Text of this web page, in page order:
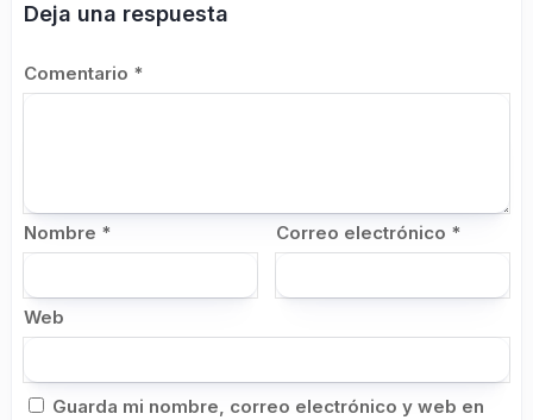
Deja una respuesta
Comentario *
Nombre * Correo electrónico *
Web
Guarda mi nombre, correo electrónico y web en